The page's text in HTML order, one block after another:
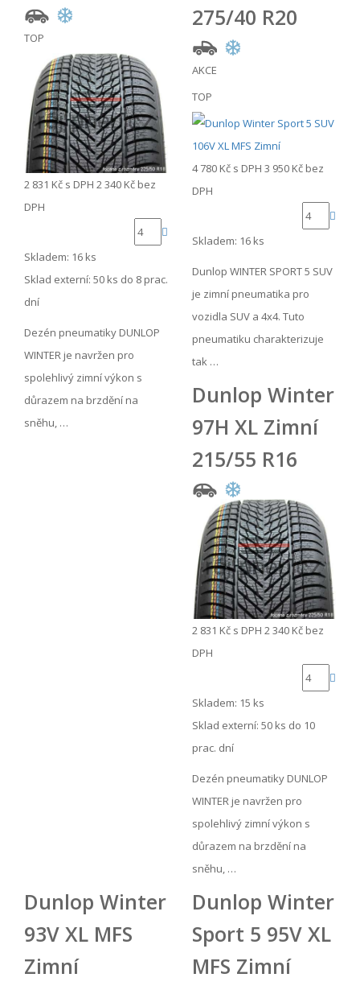
TOP
2 831 Kč s DPH 2 340 Kč bez
DPH
Skladem: 16 ks
Sklad externí: 50 ks do 8 prac.
dní
Dezén pneumatiky DUNLOP
WINTER je navržen pro
spolehlivý zimní výkon s
důrazem na brzdění na
sněhu, …
275/40 R20
AKCE
TOP
4 780 Kč s DPH 3 950 Kč bez
DPH
Skladem: 16 ks
Dunlop WINTER SPORT 5 SUV
je zimní pneumatika pro
vozidla SUV a 4x4. Tuto
pneumatiku charakterizuje
tak …
Dunlop Winter
97H XL Zimní
215/55 R16
2 831 Kč s DPH 2 340 Kč bez
DPH
Skladem: 15 ks
Sklad externí: 50 ks do 10
prac. dní
Dezén pneumatiky DUNLOP
WINTER je navržen pro
spolehlivý zimní výkon s
důrazem na brzdění na
sněhu, …
Dunlop Winter
93V XL MFS
Zimní
Dunlop Winter
Sport 5 95V XL
MFS Zimní